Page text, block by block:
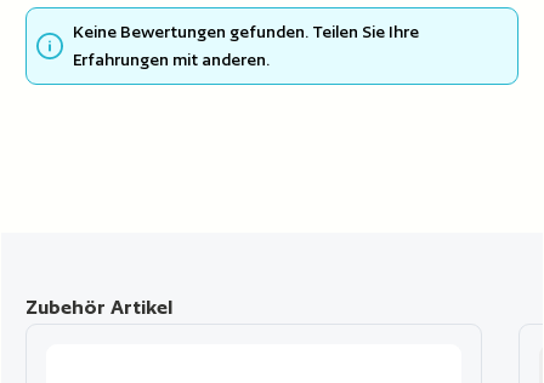
Keine Bewertungen gefunden. Teilen Sie Ihre
Erfahrungen mit anderen.
Produktgalerie überspringen
Zubehör Artikel